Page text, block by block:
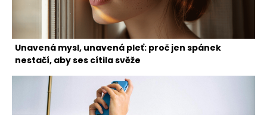
Unavená mysl, unavená pleť: proč jen spánek
nestačí, aby ses cítila svěže